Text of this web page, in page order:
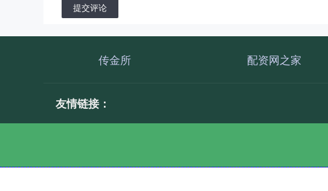
提交评论
传金所 配资网之家
友情链接：